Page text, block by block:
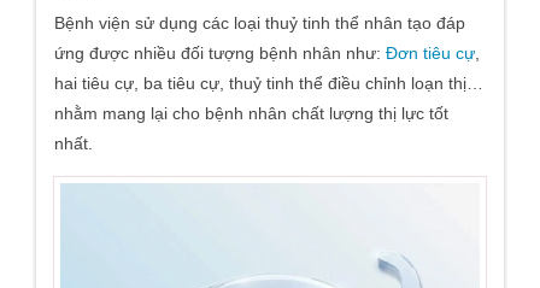
Bệnh viện sử dụng các loại thuỷ tinh thể nhân tạo đáp
ứng được nhiều đối tượng bệnh nhân như: Đơn tiêu cự
hai tiêu cự, ba tiêu cự, thuỷ tinh thể điều chỉnh loạn thị…
nhằm mang lại cho bệnh nhân chất lượng thị lực tốt
nhất.